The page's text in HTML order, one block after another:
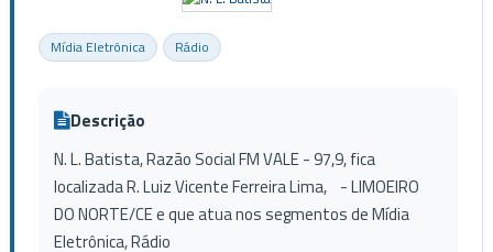
Mídia Eletrônica Rádio
Descrição
N. L. Batista, Razão Social FM VALE - 97,9, fica
localizada R. Luiz Vicente Ferreira Lima, - LIMOEIRO
DO NORTE/CE e que atua nos segmentos de Mídia
Eletrônica, Rádio